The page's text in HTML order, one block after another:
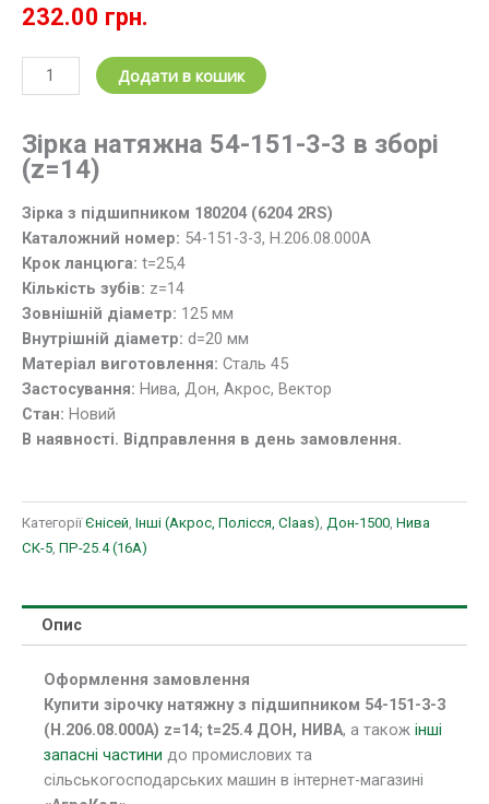
232.00 грн.
Зірочка
натяжна
підшипником
54-
3-
3
(Н.206.08.000А)
z=14;
t=25.4
ДОН,
НИВА
кількість
Додати в кошик
Зірка натяжна 54-151-3-3 в зборі
(z=14)
Зірка з підшипником 180204 (6204 2RS)
Каталожний номер: 54-151-3-3, Н.206.08.000А
Крок ланцюга: t=25,4
Кількість зубів: z=14
Зовнішній діаметр: 125 мм
Внутрішній діаметр: d=20 мм
Матеріал виготовлення: Сталь 45
Застосування: Нива, Дон, Акрос, Вектор
Стан: Новий
В наявності. Відправлення в день замовлення.
Категорії Єнісей Інші (Акрос, Полісся, Claas) Дон-1500 Нива
СК-5 ПР-25.4 (16A)
Опис
Оформлення замовлення
Купити зірочку натяжну з підшипником 54-151-3-3
(Н.206.08.000А) z=14; t=25.4 ДОН, НИВА, а також інші
запасні частини до промислових та
сільськогосподарських машин в інтернет-магазині